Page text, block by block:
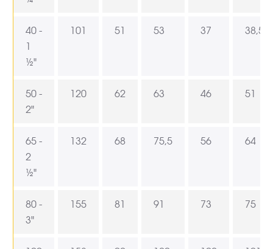
40 -
1
½"
101 51 53 37 38,5
50 -
2"
120 62 63 46 51
65 -
2
½"
132 68 75,5 56 64
80 -
3"
155 81 91 73 75